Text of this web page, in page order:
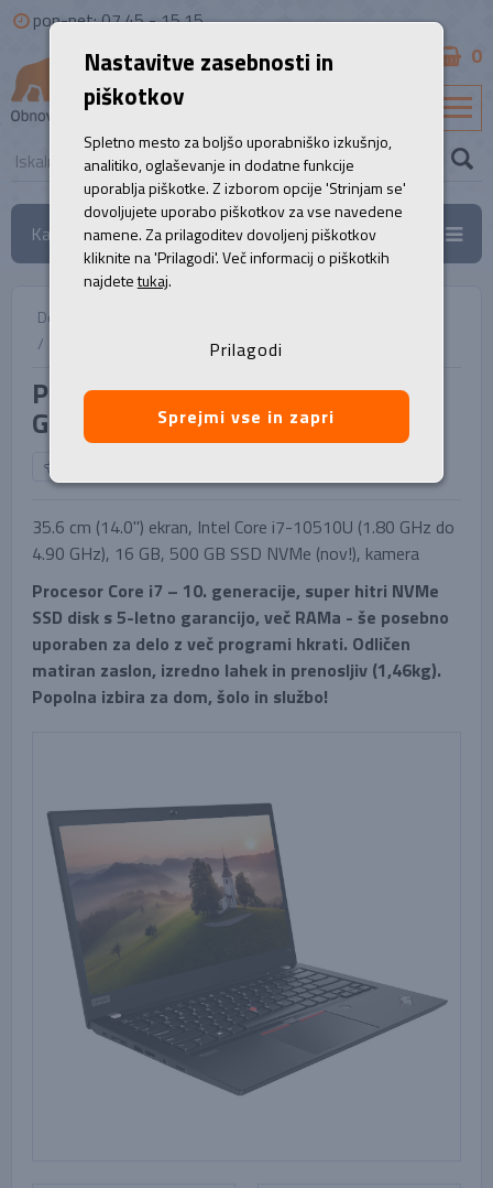
pon-pet: 07.45 - 15.15
0
Kategorije
Domov
/
Prenosnik, LENOVO ThinkPad T14 G1
Prenosnik, LENOVO ThinkPad T14
G1
35.6 cm (14.0'') ekran, Intel Core i7-10510U (1.80 GHz do
4.90 GHz), 16 GB, 500 GB SSD NVMe (nov!), kamera
Procesor Core i7 – 10. generacije, super hitri NVMe
SSD disk s 5-letno garancijo, več RAMa - še posebno
uporaben za delo z več programi hkrati. Odličen
matiran zaslon, izredno lahek in prenosljiv (1,46kg).
Popolna izbira za dom, šolo in službo!
Nastavitve zasebnosti in
piškotkov
Spletno mesto za boljšo uporabniško izkušnjo,
analitiko, oglaševanje in dodatne funkcije
uporablja piškotke. Z izborom opcije 'Strinjam se'
dovoljujete uporabo piškotkov za vse navedene
namene. Za prilagoditev dovoljenj piškotkov
kliknite na 'Prilagodi'. Več informacij o piškotkih
najdetetukaj.
Prilagodi
Sprejmi vse in zapri